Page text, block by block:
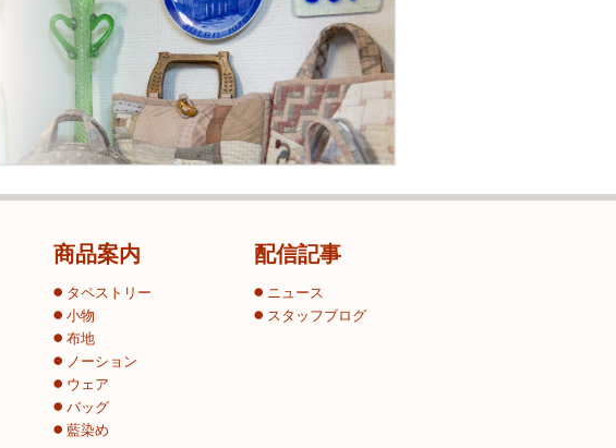
商品案内
タペストリー
小物
布地
ノーション
ウェア
バッグ
藍染め
配信記事
ニュース
スタッフブログ